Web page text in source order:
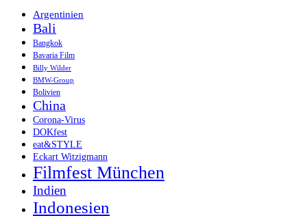
Argentinien
Bali
Bangkok
Bavaria Film
Billy Wilder
BMW-Group
Bolivien
China
Corona-Virus
DOKfest
eat&STYLE
Eckart Witzigmann
Filmfest München
Indien
Indonesien